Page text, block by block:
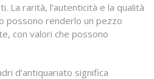
La rarità, l’autenticità e la qualità
possono renderlo un pezzo
con valori che possono
d’antiquariato significa